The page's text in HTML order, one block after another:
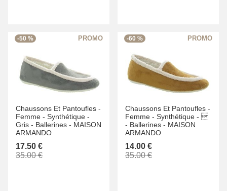
-50 %
Chaussons Et Pantoufles -
Femme - Synthétique -
Gris - Ballerines - MAISON
ARMANDO
17.50 €
35.00 €
-60 %
Chaussons Et Pantoufles -
Femme - Synthétique - 
- Ballerines - MAISON
ARMANDO
14.00 €
35.00 €